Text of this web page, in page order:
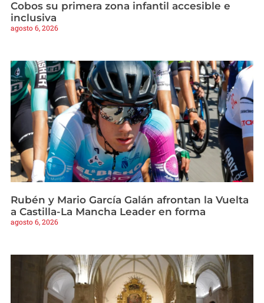
Cobos su primera zona infantil accesible e
inclusiva
agosto 6, 2026
Rubén y Mario García Galán afrontan la Vuelta
a Castilla-La Mancha Leader en forma
agosto 6, 2026